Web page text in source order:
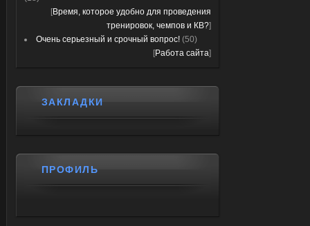
[Время, которое удобно для проведения
тренировок, чемпов и КВ?]
Очень серьезный и срочный вопрос! (50)
[Работа сайта]
ЗАКЛАДКИ
ПРОФИЛЬ